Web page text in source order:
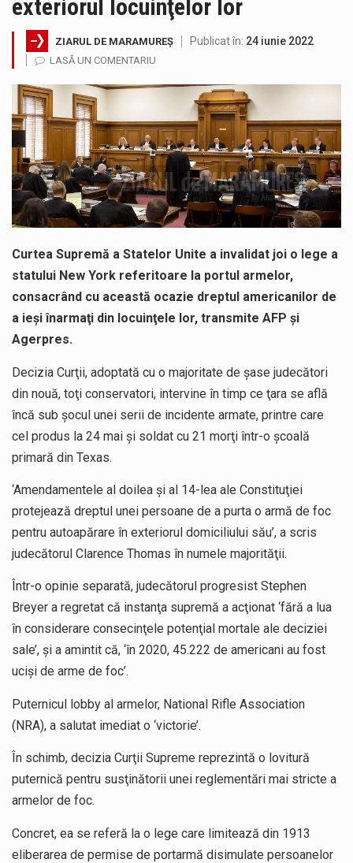
Proiectul pentru reconstrucția definitivă a podului peste râul Săsar din Baia Mare avansează într-o nouă etapă concretă. După asigurarea finanțării…
COD GALBEN. Interval de valabilitate: 07 august, ora 12.00 – 07 august, ora 23.00 / Fenomene vizate: instabilitate atmosferică, intensificări…
Proiectul de lege privind Strategia națională pentru conservarea biodiversității a fost din nou dezbătut ieri și în final adoptat de…
exteriorul locuinţelor lor
ZIARUL DE MARAMUREȘ Publicat în: 24 iunie 2022
LASĂ UN COMENTARIU
Curtea Supremă a Statelor Unite a invalidat joi o lege a
statului New York referitoare la portul armelor,
consacrând cu această ocazie dreptul americanilor de
a ieşi înarmaţi din locuinţele lor, transmite AFP și
Agerpres.
Decizia Curţii, adoptată cu o majoritate de şase judecători
din nouă, toţi conservatori, intervine în timp ce ţara se află
încă sub şocul unei serii de incidente armate, printre care
cel produs la 24 mai şi soldat cu 21 morţi într-o şcoală
primară din Texas.
‘Amendamentele al doilea şi al 14-lea ale Constituţiei
protejează dreptul unei persoane de a purta o armă de foc
pentru autoapărare în exteriorul domiciliului său’, a scris
judecătorul Clarence Thomas în numele majorităţii.
Într-o opinie separată, judecătorul progresist Stephen
Breyer a regretat că instanţa supremă a acţionat ‘fără a lua
în considerare consecinţele potenţial mortale ale deciziei
sale’, şi a amintit că, ‘în 2020, 45.222 de americani au fost
ucişi de arme de foc’.
Puternicul lobby al armelor, National Rifle Association
(NRA), a salutat imediat o ‘victorie’.
În schimb, decizia Curţii Supreme reprezintă o lovitură
puternică pentru susţinătorii unei reglementări mai stricte a
armelor de foc.
Concret, ea se referă la o lege care limitează din 1913
eliberarea de permise de portarmă disimulate persoanelor